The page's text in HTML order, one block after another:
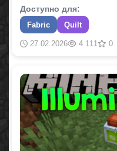
Доступно для:
Fabric Quilt
27.02.2026 4 111 0